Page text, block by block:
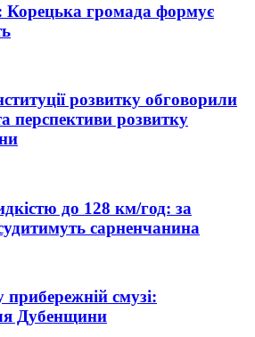
Корецька громада формує
розвитку обговорили
перспективи розвитку
до 128 км/год: за
сарненчанина
смузі:
Дубенщини